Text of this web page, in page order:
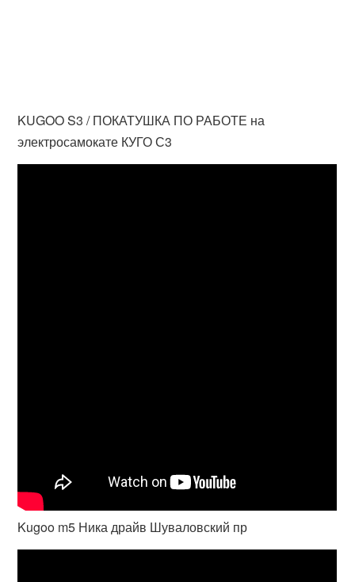
KUGOO S3 / ПОКАТУШКА ПО РАБОТЕ на
электросамокате КУГО С3
Kugoo m5 Ника драйв Шуваловский пр